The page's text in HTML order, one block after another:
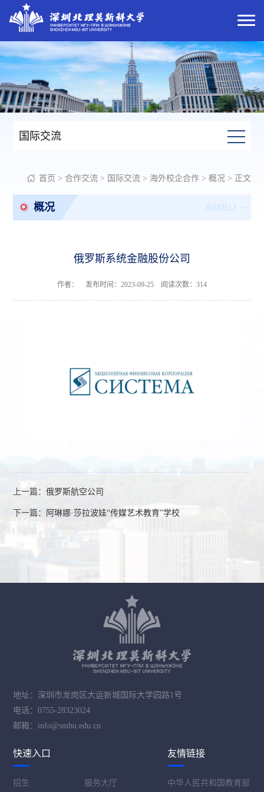
国际交流
首页 > 合作交流> 国际交流> 海外校企合作> 概况> 正文
概况
俄罗斯系统金融股份公司
作者： 发布时间：2023-09-25 阅读次数： 314
上一篇：俄罗斯航空公司
下一篇： 阿琳娜·莎拉波娃“传媒艺术教育”学校
地址：深圳市龙岗区大运新城国际大学园路1号
电话：0755-28323024
邮箱：info@smbu.edu.cn
快速入口
招生 服务大厅
友情链接
中华人民共和国教育部